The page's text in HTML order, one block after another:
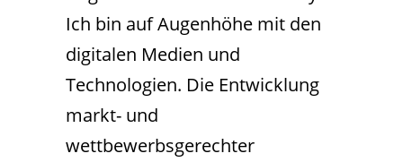
Ich bin auf Augenhöhe mit den
digitalen Medien und
Technologien. Die Entwicklung
markt- und
wettbewerbsgerechter